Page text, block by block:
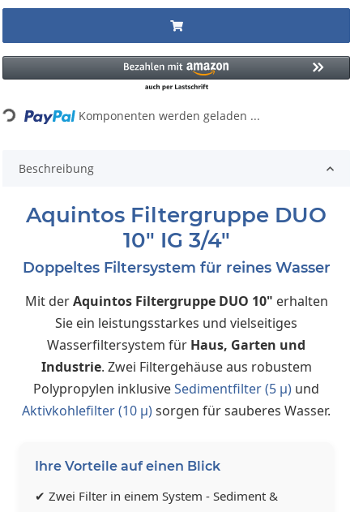
Loading... Komponenten werden geladen ...
Beschreibung
Aquintos Filtergruppe DUO
10" IG 3/4"
Doppeltes Filtersystem für reines Wasser
Mit derAquintos Filtergruppe DUO 10" erhalten
Sie ein leistungsstarkes und vielseitiges
Wasserfiltersystem für Haus, Garten und
Industrie. Zwei Filtergehäuse aus robustem
Polypropylen inklusiveSedimentfilter (5 µ) und
Aktivkohlefilter (10 µ)sorgen für sauberes Wasser.
Ihre Vorteile auf einen Blick
✔ Zwei Filter in einem System - Sediment &